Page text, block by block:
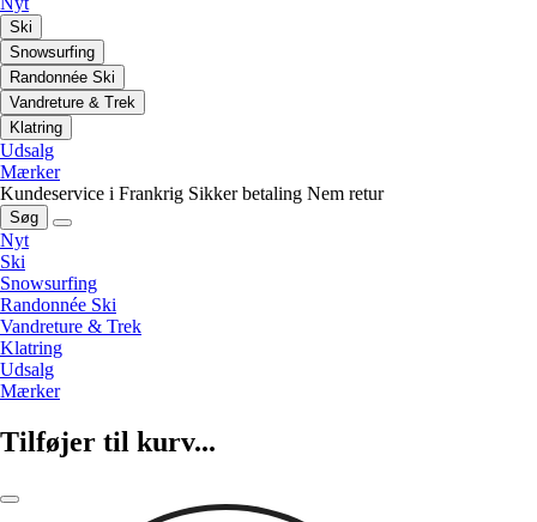
Ski
Snowsurfing
Randonnée Ski
Vandreture & Trek
Klatring
Udsalg
Mærker
Kundeservice i Frankrig Sikker betaling Nem retur
Søg
Nyt
Ski
Snowsurfing
Randonnée Ski
Vandreture & Trek
Klatring
Udsalg
Mærker
Tilføjer til kurv...